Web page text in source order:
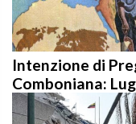
Intenzione di
Comboniana: